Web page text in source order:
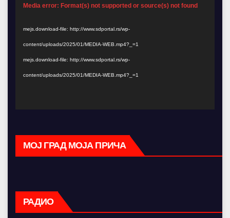
Video
Media error: Format(s) not supported or source(s) not found
mejs.download-file: http://www.sdportal.rs/wp-
content/uploads/2025/01/MEDIA-WEB.mp4?_=1
mejs.download-file: http://www.sdportal.rs/wp-
content/uploads/2025/01/MEDIA-WEB.mp4?_=1
МОЈ ГРАД МОЈА ПРИЧА
РАДИО